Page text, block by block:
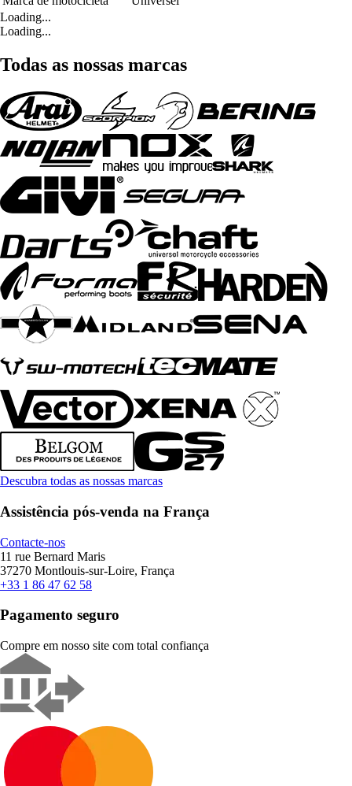
Loading...
Loading...
Todas as nossas marcas
Descubra todas as nossas marcas
Assistência pós-venda na França
Contacte-nos
11 rue Bernard Maris
37270 Montlouis-sur-Loire, França
+33 1 86 47 62 58
Pagamento seguro
Compre em nosso site com total confiança